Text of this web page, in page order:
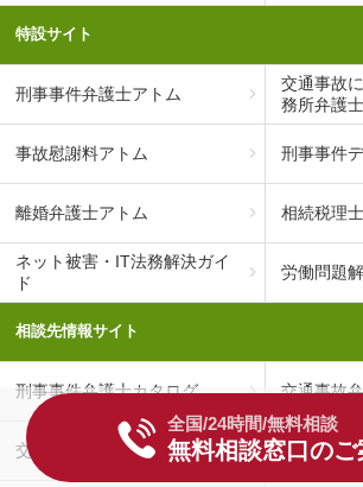
全国/24時間/無料相談
無料相談窓口のご
特設サイト
刑事事件弁護士アトム
交通事故
務所弁護
事故慰謝料アトム 刑事事件
離婚弁護士アトム 相続税理
ネット被害・IT法務解決ガイ
ド
労働問題
相談先情報サイト
刑事事件弁護士カタログ 交通事故
交通事故の治療ナビ 社長プロ